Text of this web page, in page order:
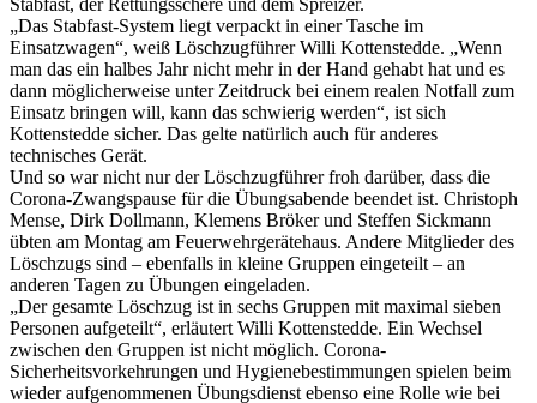
„Das Stabfast-System liegt verpackt in einer Tasche im
Einsatzwagen“, weiß Löschzugführer Willi Kottenstedde. „Wenn
man das ein halbes Jahr nicht mehr in der Hand gehabt hat und es
dann möglicherweise unter Zeitdruck bei einem realen Notfall zum
Einsatz bringen will, kann das schwierig werden“, ist sich
Kottenstedde sicher. Das gelte natürlich auch für anderes
technisches Gerät.
Und so war nicht nur der Löschzugführer froh darüber, dass die
Corona-Zwangspause für die Übungsabende beendet ist. Christoph
Mense, Dirk Dollmann, Klemens Bröker und Steffen Sickmann
übten am Montag am Feuerwehrgerätehaus. Andere Mitglieder des
Löschzugs sind – ebenfalls in kleine Gruppen eingeteilt – an
anderen Tagen zu Übungen eingeladen.
„Der gesamte Löschzug ist in sechs Gruppen mit maximal sieben
Personen aufgeteilt“, erläutert Willi Kottenstedde. Ein Wechsel
zwischen den Gruppen ist nicht möglich. Corona-
Sicherheitsvorkehrungen und Hygienebestimmungen spielen beim
wieder aufgenommenen Übungsdienst ebenso eine Rolle wie bei